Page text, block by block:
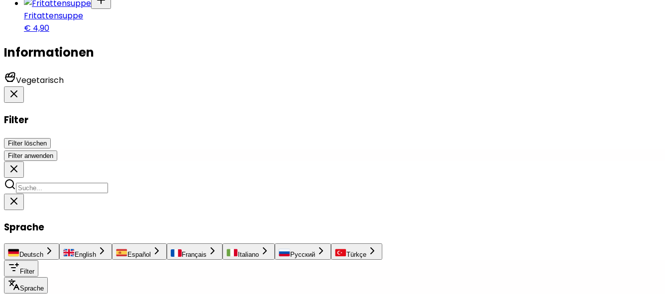
Fritattensuppe
€ 4,90
Informationen
Vegetarisch
Filter
Filter löschen
Filter anwenden
Sprache
Deutsch English Español Français Italiano Русский Türkçe
Filter
Sprache